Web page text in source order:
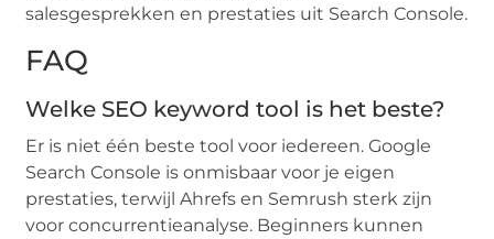
salesgesprekken en prestaties uit Search Console.
FAQ
Welke SEO keyword tool is het beste?
Er is niet één beste tool voor iedereen. Google
Search Console is onmisbaar voor je eigen
prestaties, terwijl Ahrefs en Semrush sterk zijn
voor concurrentieanalyse. Beginners kunnen